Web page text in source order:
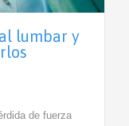
lumbar y
de fuerza